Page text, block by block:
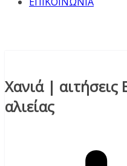
Χανιά | αιτήσεις
αλιείας